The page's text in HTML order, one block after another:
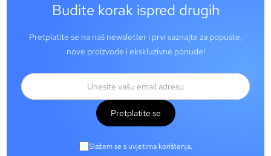
Budite korak ispred drugih
Pretplatite se na naš newsletter i prvi saznajte za popuste,
nove proizvode i ekskluzivne ponude!
Pretplatite se
Slažem se s uvjetima korištenja.